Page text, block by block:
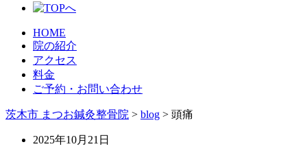
HOME
院の紹介
アクセス
料金
ご予約・お問い合わせ
茨木市 まつお鍼灸整骨院 > blog > 頭痛
2025年10月21日